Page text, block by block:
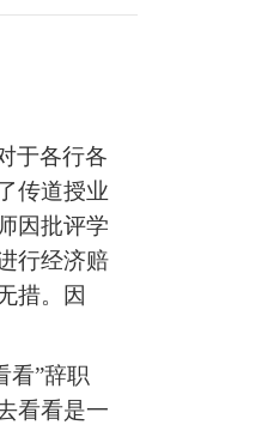
于各行各
传道授业
因批评学
行经济赔
措。因
看”辞职
看看是一